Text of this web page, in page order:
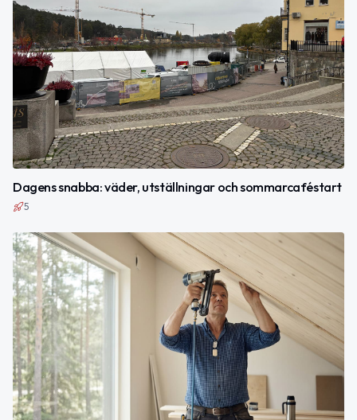
Dagens snabba: väder, utställningar och sommarcaféstart
5